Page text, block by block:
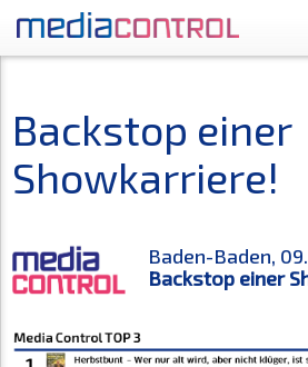
Backstop einer
Showkarriere!
Baden-Baden,
Backstop einer